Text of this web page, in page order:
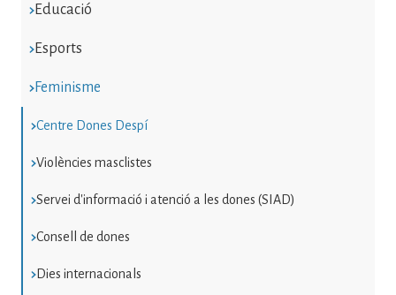
Educació
Esports
Feminisme
Centre Dones Despí
Violències masclistes
Servei d'informació i atenció a les dones (SIAD)
Consell de dones
Dies internacionals